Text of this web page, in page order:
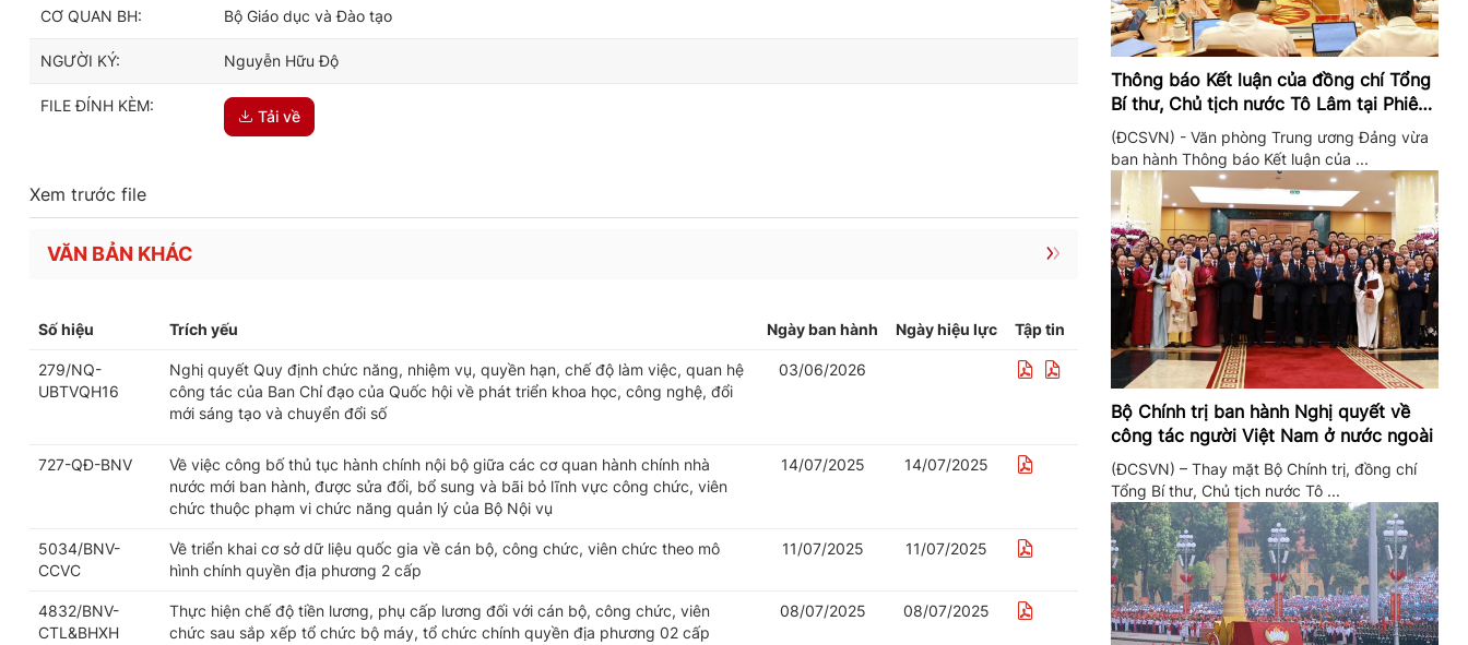
CƠ QUAN BH: Bộ Giáo dục và Đào tạo
NGƯỜI KÝ: Nguyễn Hữu Độ
FILE ĐÍNH KÈM:
Tải về
Xem trước file
VĂN BẢN KHÁC
Số hiệu Trích yếu Ngày ban hành Ngày hiệu lực Tập tin
279/NQ-
UBTVQH16
Nghị quyết Quy định chức năng, nhiệm vụ, quyền hạn, chế độ làm việc, quan hệ
công tác của Ban Chỉ đạo của Quốc hội về phát triển khoa học, công nghệ, đổi
mới sáng tạo và chuyển đổi số
03/06/2026
727-QĐ-BNV
Về việc công bố thủ tục hành chính nội bộ giữa các cơ quan hành chính nhà
nước mới ban hành, được sửa đổi, bổ sung và bãi bỏ lĩnh vực công chức, viên
chức thuộc phạm vi chức năng quản lý của Bộ Nội vụ
14/07/2025 14/07/2025
5034/BNV-
CCVC
Về triển khai cơ sở dữ liệu quốc gia về cán bộ, công chức, viên chức theo mô
hình chính quyền địa phương 2 cấp
11/07/2025 11/07/2025
4832/BNV-
CTL&BHXH
Thực hiện chế độ tiền lương, phụ cấp lương đối với cán bộ, công chức, viên
chức sau sắp xếp tổ chức bộ máy, tổ chức chính quyền địa phương 02 cấp
08/07/2025 08/07/2025
Thông báo Kết luận của đồng chí Tổng
Bí thư, Chủ tịch nước Tô Lâm tại Phiên
họp Ban Chỉ đạo Trung ương thực hiện
Nghị quyết 57
(ĐCSVN) - Văn phòng Trung ương Đảng vừa
ban hành Thông báo Kết luận của ...
Bộ Chính trị ban hành Nghị quyết về
công tác người Việt Nam ở nước ngoài
(ĐCSVN) – Thay mặt Bộ Chính trị, đồng chí
Tổng Bí thư, Chủ tịch nước Tô ...